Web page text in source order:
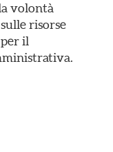
volontà
risorse
il